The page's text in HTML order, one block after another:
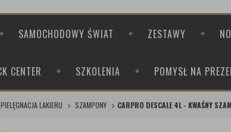
SAMOCHODOWY ŚWIAT ZESTAWY
CENTER SZKOLENIA POMYSŁ NA
PIELĘGNACJA LAKIERU SZAMPONY CARPRO DESCALE 4L - KWAŚNY